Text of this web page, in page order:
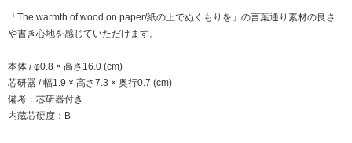
「The warmth of wood on paper/紙の上でぬくもりを」の言葉通り素材の良さ
や書き心地を感じていただけます。
本体 / φ0.8 × 高さ16.0 (cm)
芯研器 / 幅1.9 × 高さ7.3 × 奥行0.7 (cm)
備考：芯研器付き
内蔵芯硬度：B